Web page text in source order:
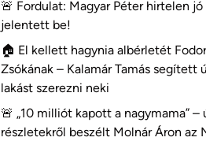
🚨 Fordulat: Magyar Péter hirtelen
jelentett be!
🏠 El kellett hagynia albérletét Fodor
Zsókának – Kalamár Tamás segített
lakást szerezni neki
🚨 „10 milliót kapott a nagymama” –
részletekről beszélt Molnár Áron az